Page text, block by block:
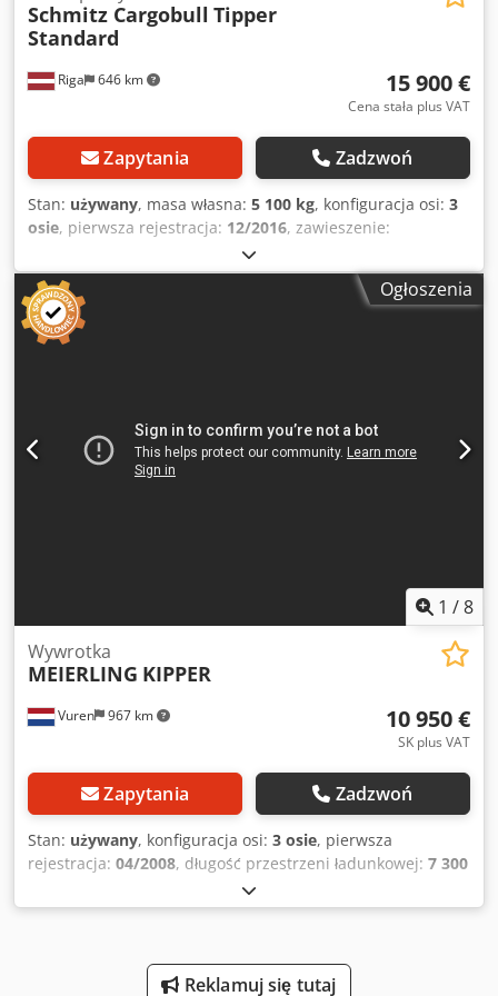
Riga 646 km
Schmitz Cargobull Tipper
Standard
15 900 €
Cena stała plus VAT
Zapytania Zadzwoń
Stan: używany, masa własna: 5 100 kg, konfiguracja osi: 3
osie, pierwsza rejestracja: 12/2016, zawieszenie:
385/65 R22,5
2016, Wyposażenie:ABS, Masa własna: 5100 kg, rozmiar
opon: 385/65 R22,5, pierwsza oś: , druga oś: , trzecia oś: ,
zawieszenie pneumatyczne, tylny zderzak, elektroniczny
system hamowania EBS, wtyczka 1x15 i 2x7 pinów, osłona
indywidualne rozwiązania finansowe, kompleksowe umowy
serwisowe i usługi telematyczne. Z przyjemnością
udzielimy Ci osobistych porad. Dsdpfxozpzt Ue Ackskr
Ogłoszenia
1 /8
Vuren 967 km
Wywrotka
MEIERLING KIPPER
10 950 €
SK plus VAT
Zapytania Zadzwoń
Stan: używany, konfiguracja osi: 3 osie, pierwsza
rejestracja: 04/2008, długość przestrzeni ładunkowej: 7 300
, szerokość przestrzeni ładunkowej:
wysokość przestrzeni ładunkowej:1 570 mm, całkowita
385/65R52,25, kolor:inny, Rok budowy:
Reklamuj się tutaj